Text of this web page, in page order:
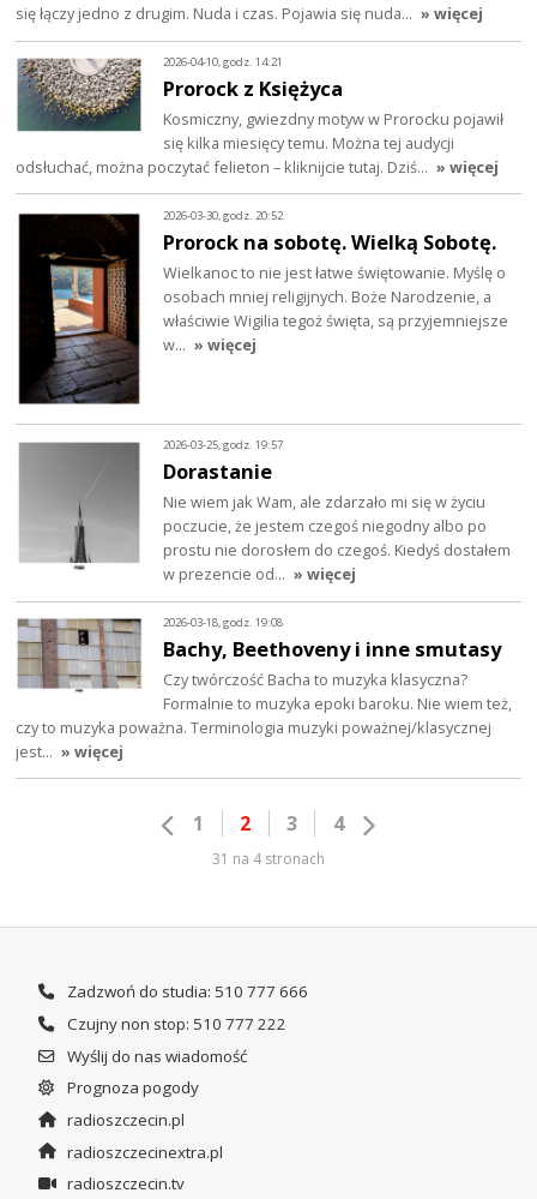
się łączy jedno z drugim. Nuda i czas. Pojawia się nuda… » więcej
2026-04-10, godz. 14:21
Prorock z Księżyca
Kosmiczny, gwiezdny motyw w Prorocku pojawił
się kilka miesięcy temu. Można tej audycji
odsłuchać, można poczytać felieton – kliknijcie tutaj. Dziś… » więcej
2026-03-30, godz. 20:52
Prorock na sobotę. Wielką Sobotę.
Wielkanoc to nie jest łatwe świętowanie. Myślę o
osobach mniej religijnych. Boże Narodzenie, a
właściwie Wigilia tegoż święta, są przyjemniejsze
w… » więcej
2026-03-25, godz. 19:57
Dorastanie
Nie wiem jak Wam, ale zdarzało mi się w życiu
poczucie, że jestem czegoś niegodny albo po
prostu nie dorosłem do czegoś. Kiedyś dostałem
w prezencie od… » więcej
2026-03-18, godz. 19:08
Bachy, Beethoveny i inne smutasy
Czy twórczość Bacha to muzyka klasyczna?
Formalnie to muzyka epoki baroku. Nie wiem też,
czy to muzyka poważna. Terminologia muzyki poważnej/klasycznej
jest… » więcej
1 2 3 4
31 na 4 stronach
Zadzwoń do studia: 510 777 666
Czujny non stop: 510 777 222
Wyślij do nas wiadomość
Prognoza pogody
radioszczecin.pl
radioszczecinextra.pl
radioszczecin.tv